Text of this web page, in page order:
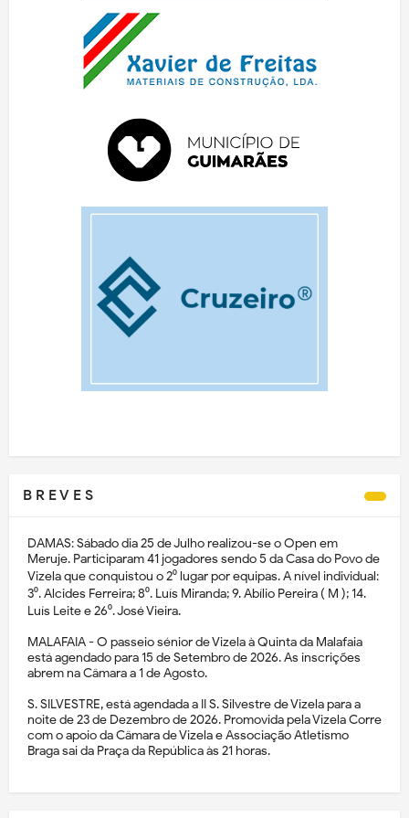
B R E V E S
DAMAS: Sábado dia 25 de Julho realizou-se o Open em
Meruje. Participaram 41 jogadores sendo 5 da Casa do Povo de
Vizela que conquistou o 2⁰ lugar por equipas. A nível individual:
3⁰. Alcides Ferreira; 8⁰. Luís Miranda; 9. Abílio Pereira ( M ); 14.
Luís Leite e 26⁰. José Vieira.
MALAFAIA - O passeio sénior de Vizela à Quinta da Malafaia
está agendado para 15 de Setembro de 2026. As inscrições
abrem na Câmara a 1 de Agosto.
S. SILVESTRE, está agendada a II S. Silvestre de Vizela para a
noite de 23 de Dezembro de 2026. Promovida pela Vizela Corre
com o apoio da Câmara de Vizela e Associação Atletismo
Braga sai da Praça da República às 21 horas.